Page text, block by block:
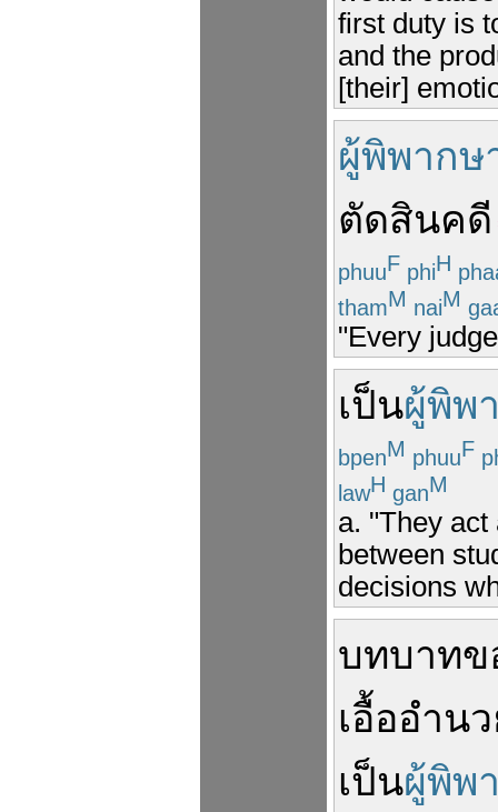
first duty is
and the
[their]
ผู้พิพากษ
ตัดสินคดี
phuuF phiH
thamM naiM
"Every
เป็นผู้พิพ
bpenM phuuF
lawH ganM
a. "They act
between
decisions
บทบาทข
เอื้ออำน
เป็นผู้พิพ